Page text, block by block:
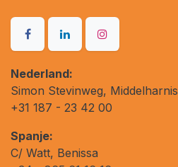
Nederland:
Simon Stevinweg, Middelharnis
+31 187 - 23 42 00
Spanje:
C/ Watt, Benissa